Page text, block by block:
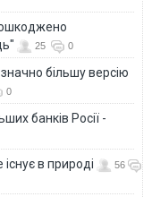
25 0
більшу версію
0
банків Росії -
в природі
56